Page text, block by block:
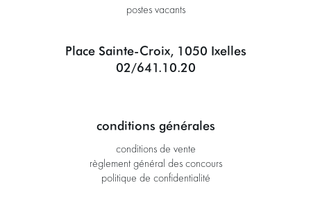
postes vacants
Place Sainte-Croix, 1050 Ixelles
02/641.10.20
conditions générales
conditions de vente
règlement général des concours
politique de confidentialité